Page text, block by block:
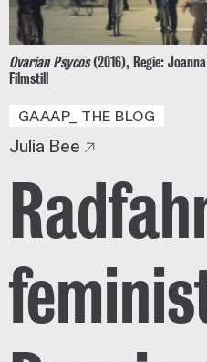
Ovarian Psycos(2016), Regie:
Filmstill
GAAAP_ THE BLOG
Julia Bee